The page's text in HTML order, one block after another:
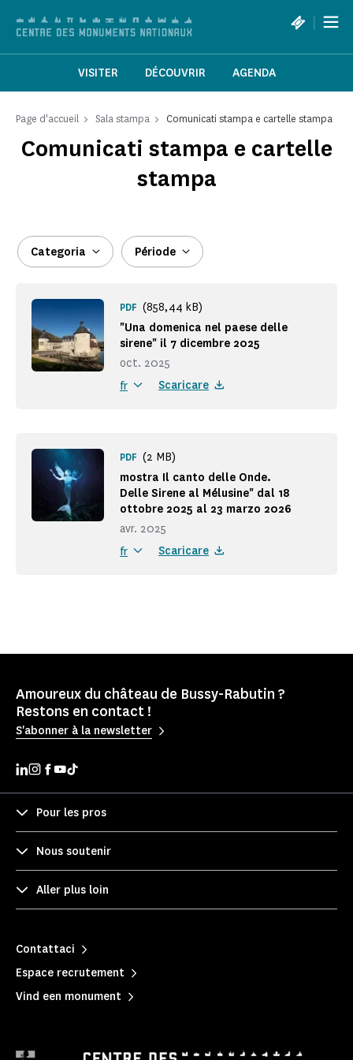
|
VISITER DÉCOUVRIR AGENDA
Page d'accueil Sala stampa Comunicati stampa e cartelle stampa
Comunicati stampa e cartelle
stampa
Categoria Période
"Una domenica nel paese delle
sirene" il 7 dicembre 2025
oct. 2025
PDF (858,44 kB)
fr Scaricare
mostra Il canto delle Onde.
Delle Sirene al Mélusine" dal 18
ottobre 2025 al 23 marzo 2026
avr. 2025
PDF (2 MB)
fr Scaricare
Amoureux du château de Bussy-Rabutin ?
Restons en contact !
S'abonner à la newsletter
Pour les pros
Nous soutenir
Aller plus loin
Contattaci
Espace recrutement
Vind een monument